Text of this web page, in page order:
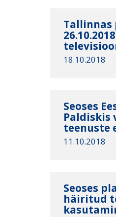
18.10.2018
Seoses
Paldiskis
teenuste
11.10.2018
Seoses
häiritud